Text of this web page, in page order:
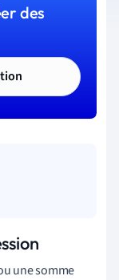
des
une somme